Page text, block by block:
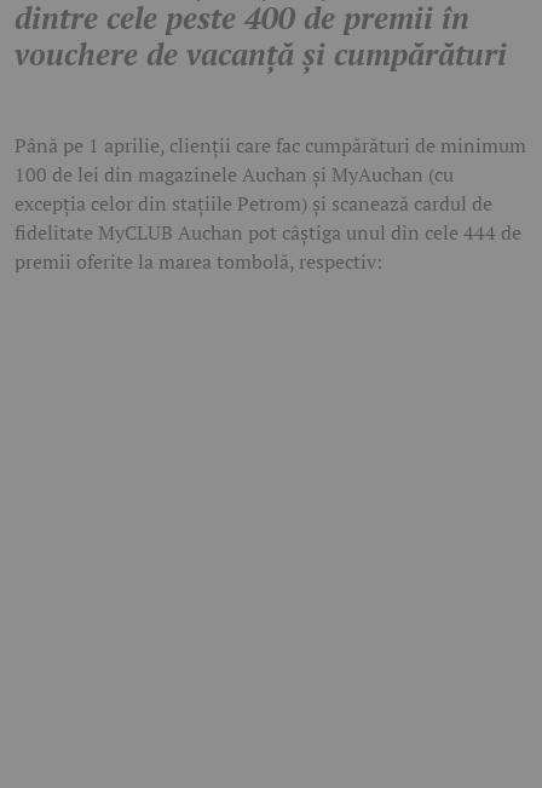
dintre cele peste 400 de premii în
vouchere de vacanță și cumpărături
Până pe 1 aprilie, clienții care fac cumpărături de minimum
100 de lei din magazinele Auchan și MyAuchan (cu
excepția celor din stațiile Petrom) și scanează cardul de
fidelitate MyCLUB Auchan pot câștiga unul din cele 444 de
premii oferite la marea tombolă, respectiv: